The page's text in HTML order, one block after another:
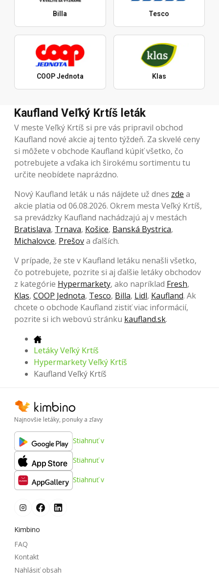
Billa Tesco
COOP Jednota Klas
Kaufland Veľký Krtíš leták
V meste Veľký Krtíš si pre vás pripravil obchod
Kaufland nové akcie aj tento týždeň. Za skvelé ceny
si môžete v obchode Kaufland kúpiť všetko, čo
potrebujete a vďaka ich širokému sortimentu tu
určite neobídete naprázdno.
Nový Kaufland leták u nás nájdete už dnes zde a
akcie platia od 06.08.2026. Okrem mesta Veľký Krtíš,
sa prevádzky Kaufland nachádzajú aj v mestách
Bratislava, Trnava, Košice, Banská Bystrica,
Michalovce, Prešova ďalších.
V prípade, že ste v Kaufland letáku nenašli všetko,
čo potrebujete, pozrite si aj ďalšie letáky obchodov
z kategórie Hypermarkety, ako napríklad Fresh,
Klas, COOP Jednota, Tesco, Billa, Lidl, Kaufland. Ak
chcete o obchode Kaufland zistiť viac informácií,
pozrite si ich webovú stránku kaufland.sk.
Letáky Veľký Krtíš
Hypermarkety Veľký Krtíš
Kaufland Veľký Krtíš
Najnovšie letáky, ponuky a zľavy
Stiahnuť v
Stiahnuť v
Stiahnuť v
Kimbino
FAQ
Kontakt
Nahlásiť obsah